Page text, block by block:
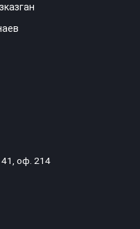
41, оф. 214